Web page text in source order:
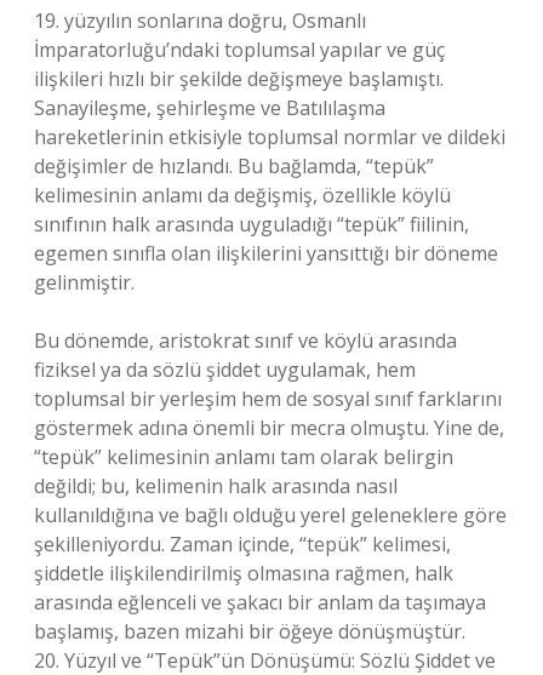
19. yüzyılın sonlarına doğru, Osmanlı
İmparatorluğu’ndaki toplumsal yapılar ve güç
ilişkileri hızlı bir şekilde değişmeye başlamıştı.
Sanayileşme, şehirleşme ve Batılılaşma
hareketlerinin etkisiyle toplumsal normlar ve dildeki
değişimler de hızlandı. Bu bağlamda, “tepük”
kelimesinin anlamı da değişmiş, özellikle köylü
sınıfının halk arasında uyguladığı “tepük” fiilinin,
egemen sınıfla olan ilişkilerini yansıttığı bir döneme
gelinmiştir.
Bu dönemde, aristokrat sınıf ve köylü arasında
fiziksel ya da sözlü şiddet uygulamak, hem
toplumsal bir yerleşim hem de sosyal sınıf farklarını
göstermek adına önemli bir mecra olmuştu. Yine de,
“tepük” kelimesinin anlamı tam olarak belirgin
değildi; bu, kelimenin halk arasında nasıl
kullanıldığına ve bağlı olduğu yerel geleneklere göre
şekilleniyordu. Zaman içinde, “tepük” kelimesi,
şiddetle ilişkilendirilmiş olmasına rağmen, halk
arasında eğlenceli ve şakacı bir anlam da taşımaya
başlamış, bazen mizahi bir öğeye dönüşmüştür.
20. Yüzyıl ve “Tepük”ün Dönüşümü: Sözlü Şiddet ve